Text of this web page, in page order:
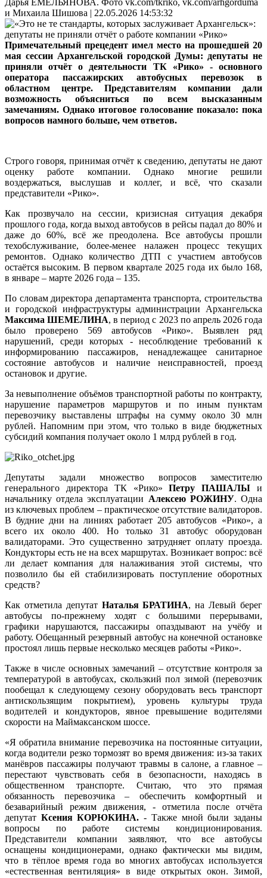
и Михаила Шишова | 22.05.2026 14:53:32
Примечательный прецедент имел место на прошедшей 20
мая сессии Архангельской городской Думы: депутаты не
приняли отчёт о деятельности ТК «Рико» - основного
оператора пассажирских автобусных перевозок в
областном центре. Представителям компании дали
возможность объясниться по всем высказанным
замечаниям. Однако итоговое голосование показало: пока
вопросов намного больше, чем ответов.
Строго говоря, принимая отчёт к сведению, депутаты не дают
оценку работе компании. Однако многие решили
воздержаться, выслушав и коллег, и всё, что сказали
представители «Рико».
Как прозвучало на сессии, кризисная ситуация декабря
прошлого года, когда выход автобусов в рейсы падал до 80% и
даже до 60%, всё же преодолена. Все автобусы прошли
техобслуживание, более-менее налажен процесс текущих
ремонтов. Однако количество ДТП с участием автобусов
остаётся высоким. В первом квартале 2025 года их было 168,
в январе – марте 2026 года – 135.
По словам директора департамента транспорта, строительства
и городской инфраструктуры администрации Архангельска
Максима ШЕМЕЛИНА, в период с 2023 по апрель 2026 года
было проверено 569 автобусов «Рико». Выявлен ряд
нарушений, среди которых - несоблюдение требований к
информированию пассажиров, ненадлежащее санитарное
состояние автобусов и наличие неисправностей, проезд
остановок и другие.
За невыполнение объёмов транспортной работы по контракту,
нарушение параметров маршрутов и по иным пунктам
перевозчику выставлены штрафы на сумму около 30 млн
рублей. Напомним при этом, что только в виде бюджетных
субсидий компания получает около 1 млрд рублей в год.
Депутаты задали множество вопросов заместителю
генерального директора ТК «Рико»Петру ПАШАЛЫ и
начальнику отдела эксплуатации Алексею РОЖИНУ. Одна
из ключевых проблем – практическое отсутствие валидаторов.
В будние дни на линиях работает 205 автобусов «Рико», а
всего их около 400. Но только 31 автобус оборудован
валидаторами. Это существенно затрудняет оплату проезда.
Кондукторы есть не на всех маршрутах. Возникает вопрос: всё
ли делает компания для налаживания этой системы, что
позволило бы ей стабилизировать поступление оборотных
средств?
Как отметила депутат Наталья БРАТИНА, на Левый берег
автобусы по-прежнему ходят с большими перерывами,
графики нарушаются, пассажиры опаздывают на учёбу и
работу. Обещанный резервный автобус на конечной остановке
простоял лишь первые несколько месяцев работы «Рико».
Также в числе основных замечаний – отсутствие контроля за
температурой в автобусах, скользкий пол зимой (перевозчик
пообещал к следующему сезону оборудовать весь транспорт
антискользящим покрытием), уровень культуры труда
водителей и кондукторов, явное превышение водителями
скорости на Маймаксанском шоссе.
«Я обратила внимание перевозчика на постоянные ситуации,
когда водители резко тормозят во время движения: из-за таких
манёвров пассажиры получают травмы в салоне, а главное –
перестают чувствовать себя в безопасности, находясь в
общественном транспорте. Считаю, что это прямая
обязанность перевозчика – обеспечить комфортный и
безаварийный режим движения, - отметила после отчёта
депутат Ксения КОРЮКИНА. - Также мной были заданы
вопросы по работе системы кондиционирования.
Представители компании заявляют, что все автобусы
оснащены кондиционерами, однако фактически мы видим,
что в тёплое время года во многих автобусах используется
«естественная вентиляция» в виде открытых окон. Зимой,